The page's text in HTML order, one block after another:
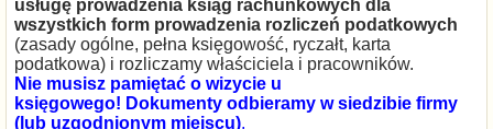
usługę prowadzenia ksiąg rachunkowych dla
wszystkich form prowadzenia rozliczeń podatkowych
(zasady ogólne, pełna księgowość, ryczałt, karta
podatkowa) i rozliczamy właściciela i pracowników.
Nie musisz pamiętać o wizycie u
księgowego! Dokumenty odbieramy w siedzibie firmy
(lub uzgodnionym miejscu).